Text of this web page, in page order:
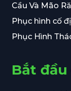
Cầu Và Mão
Phục hình cố
Phục Hình
Bắt